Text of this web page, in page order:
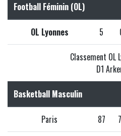
Football Féminin (OL)
OL Lyonnes 5
Classement OL
D1
Basketball Masculin
Paris 87